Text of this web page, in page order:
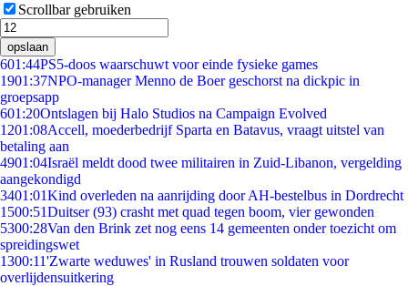
Scrollbar gebruiken
opslaan
601:44PS5-doos waarschuwt voor einde fysieke games
1901:37NPO-manager Menno de Boer geschorst na dickpic in
groepsapp
601:20Ontslagen bij Halo Studios na Campaign Evolved
1201:08Accell, moederbedrijf Sparta en Batavus, vraagt uitstel van
betaling aan
4901:04Israël meldt dood twee militairen in Zuid-Libanon, vergelding
aangekondigd
3401:01Kind overleden na aanrijding door AH-bestelbus in Dordrecht
1500:51Duitser (93) crasht met quad tegen boom, vier gewonden
5300:28Van den Brink zet nog eens 14 gemeenten onder toezicht om
spreidingswet
1300:11'Zwarte weduwes' in Rusland trouwen soldaten voor
overlijdensuitkering